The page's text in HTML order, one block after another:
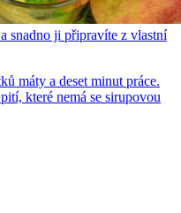
snadno ji připravíte z vlastní
máty a deset minut práce.
které nemá se sirupovou